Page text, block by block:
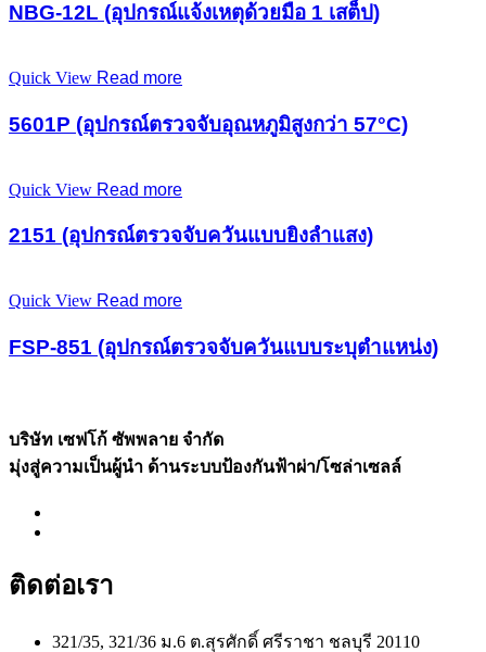
NBG-12L (อุปกรณ์แจ้งเหตุด้วยมือ 1 เสต็ป)
Quick View Read more
5601P (อุปกรณ์ตรวจจับอุณหภูมิสูงกว่า 57°C)
Quick View Read more
2151 (อุปกรณ์ตรวจจับควันแบบยิงลำแสง)
Quick View Read more
FSP-851 (อุปกรณ์ตรวจจับควันแบบระบุตำแหน่ง)
บริษัท เซฟโก้ ซัพพลาย จำกัด
มุ่งสู่ความเป็นผู้นำ ด้านระบบป้องกันฟ้าผ่า/โซล่าเซลล์
ติดต่อเรา
321/35, 321/36 ม.6 ต.สุรศักดิ์ ศรีราชา ชลบุรี 20110